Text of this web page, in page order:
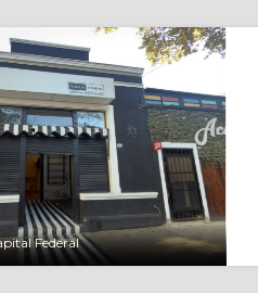
Federal